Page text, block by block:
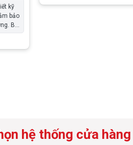
kỹ
bảo
Bộ
kỳ bởi
hệ thống cửa hàng